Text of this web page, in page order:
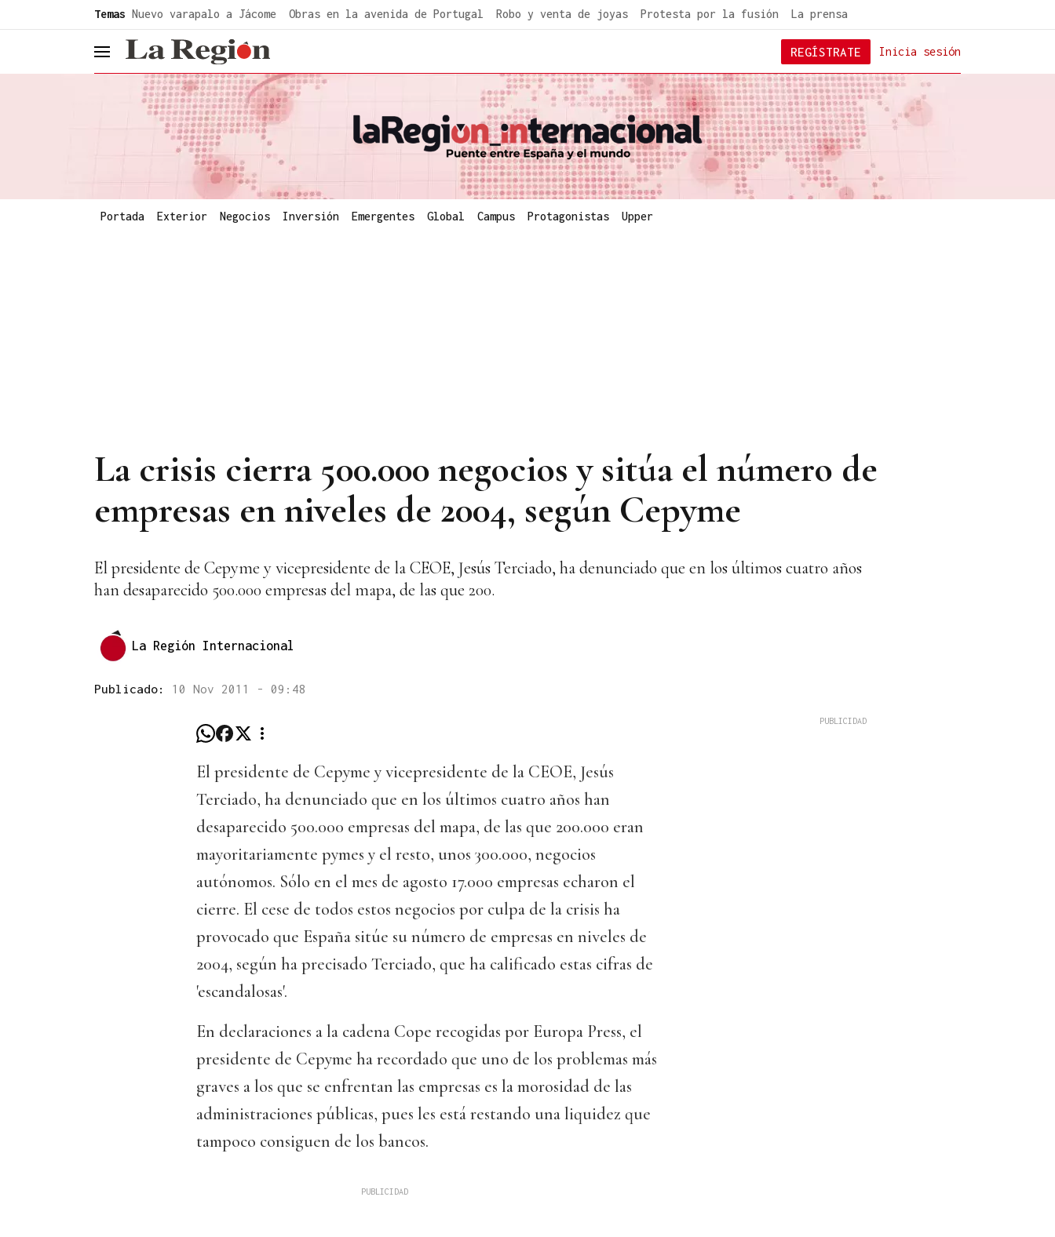
Temas Nuevo varapalo a Jácome Obras en la avenida de Portugal Robo y venta de joyas Protesta por la fusión La prensa
header.menu.open Inicia sesión
REGÍSTRATE
Portada Exterior Negocios Inversión Emergentes Global Campus Protagonistas Upper
La crisis cierra 500.000 negocios y sitúa el número de
empresas en niveles de 2004, según Cepyme
El presidente de Cepyme y vicepresidente de la CEOE, Jesús Terciado, ha denunciado que en los últimos cuatro años
han desaparecido 500.000 empresas del mapa, de las que 200.
La Región Internacional
Publicado: 10 Nov 2011 - 09:48
El presidente de Cepyme y vicepresidente de la CEOE, Jesús
Terciado, ha denunciado que en los últimos cuatro años han
desaparecido 500.000 empresas del mapa, de las que 200.000 eran
mayoritariamente pymes y el resto, unos 300.000, negocios
autónomos. Sólo en el mes de agosto 17.000 empresas echaron el
cierre. El cese de todos estos negocios por culpa de la crisis ha
provocado que España sitúe su número de empresas en niveles de
2004, según ha precisado Terciado, que ha calificado estas cifras de
'escandalosas'.
En declaraciones a la cadena Cope recogidas por Europa Press, el
presidente de Cepyme ha recordado que uno de los problemas más
graves a los que se enfrentan las empresas es la morosidad de las
administraciones públicas, pues les está restando una liquidez que
tampoco consiguen de los bancos.